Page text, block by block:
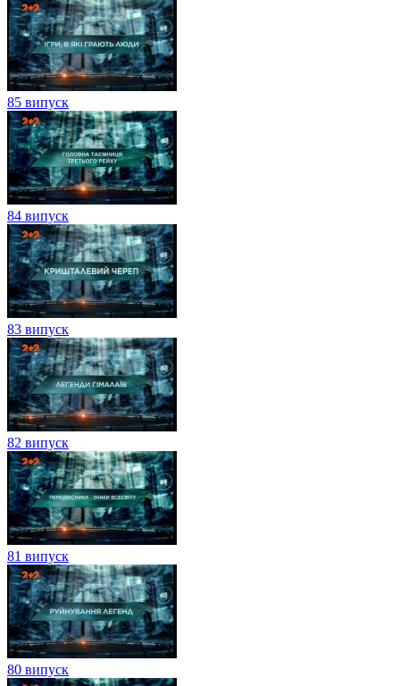
85 випуск
84 випуск
83 випуск
82 випуск
81 випуск
80 випуск